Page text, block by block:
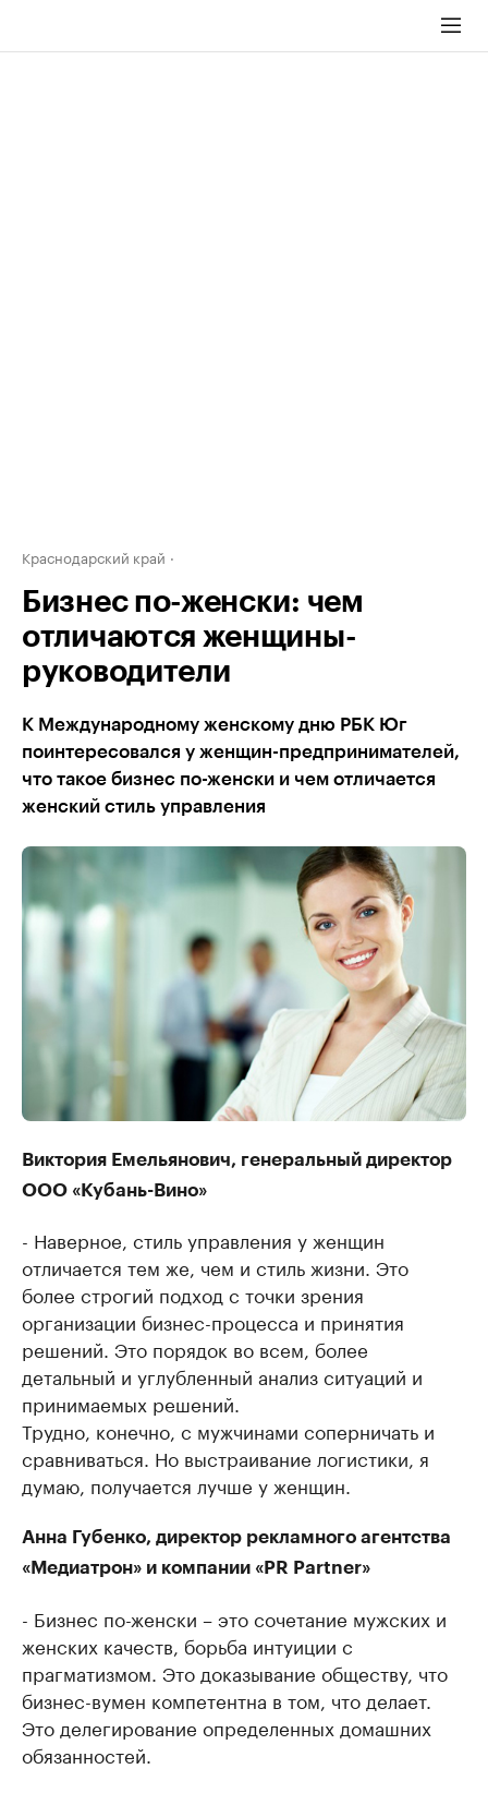
Краснодарский край
Бизнес по-женски: чем
отличаются женщины-
руководители
К Международному женскому дню РБК Юг
поинтересовался у женщин-предпринимателей,
что такое бизнес по-женски и чем отличается
женский стиль управления
Виктория Емельянович, генеральный директор
ООО «Кубань-Вино»
- Наверное, стиль управления у женщин
отличается тем же, чем и стиль жизни. Это
более строгий подход с точки зрения
организации бизнес-процесса и принятия
решений. Это порядок во всем, более
детальный и углубленный анализ ситуаций и
принимаемых решений.
Трудно, конечно, с мужчинами соперничать и
сравниваться. Но выстраивание логистики, я
думаю, получается лучше у женщин.
Анна Губенко, директор рекламного агентства
«Медиатрон» и компании «PR Partner»
- Бизнес по-женски – это сочетание мужских и
женских качеств, борьба интуиции с
прагматизмом. Это доказывание обществу, что
бизнес-вумен компетентна в том, что делает.
Это делегирование определенных домашних
обязанностей.